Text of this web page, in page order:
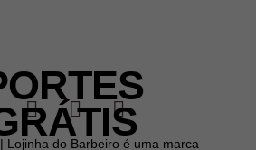
Lojinha do Barbeiro é uma marca